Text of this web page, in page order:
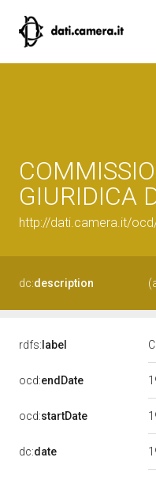
GIURIDICA
http://dati.camera.it/
dc:description
rdfs: label
ocd:endDate
ocd:startDate
dc:date